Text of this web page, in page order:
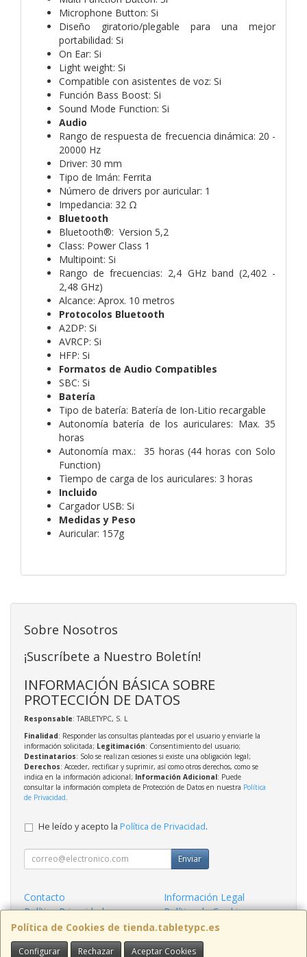
Microphone Button: Si
Diseño giratorio/plegable para una mejor
portabilidad: Si
On Ear: Si
Light weight: Si
Compatible con asistentes de voz: Si
Función Bass Boost: Si
Sound Mode Function: Si
Audio
Rango de respuesta de frecuencia dinámica: 20 -
20000 Hz
Driver: 30 mm
Tipo de Imán: Ferrita
Número de drivers por auricular: 1
Impedancia: 32 Ω
Bluetooth
Bluetooth®: Version 5,2
Class: Power Class 1
Multipoint: Si
Rango de frecuencias: 2,4 GHz band (2,402 -
2,48 GHz)
Alcance: Aprox. 10 metros
Protocolos Bluetooth
A2DP: Si
AVRCP: Si
HFP: Si
Formatos de Audio Compatibles
SBC: Si
Batería
Tipo de batería: Batería de Ion-Litio recargable
Autonomía batería de los auriculares: Max. 35
horas
Autonomía max.: 35 horas (44 horas con Solo
Function)
Tìempo de carga de los auriculares: 3 horas
Incluido
Cargador USB: Si
Medidas y Peso
Auricular: 157g
Política de Cookies de tienda.tabletypc.es
Configurar Rechazar Aceptar Cookies
Sobre Nosotros
¡Suscríbete a Nuestro Boletín!
INFORMACIÓN BÁSICA SOBRE
PROTECCIÓN DE DATOS
Responsable: TABLETYPC, S. L
Finalidad: Responder las consultas planteadas por el usuario y enviarle la
información solicitada; Legitimación: Consentimiento del usuario;
Destinatarios: Solo se realizan cesiones si existe una obligación legal;
Derechos: Acceder, rectificar y suprimir, así como otros derechos, como se
indica en la información adicional; Información Adicional: Puede
consultar la información completa de Protección de Datos en nuestra Política
de Privacidad
He leído y acepto la Política de Privacidad.
Enviar
Contacto
Información Legal
Política Privacidad
Política de Cookies
Condiciones de Compra
Formas de Pago